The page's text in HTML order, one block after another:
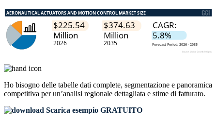
Ho bisogno delle tabelle dati complete, segmentazione e panoramica
competitiva per un’analisi regionale dettagliata e stime di fatturato.
Scarica esempio GRATUITO